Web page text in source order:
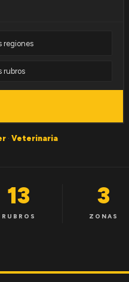
· Veterinaria
13
RUBROS
3
ZONAS